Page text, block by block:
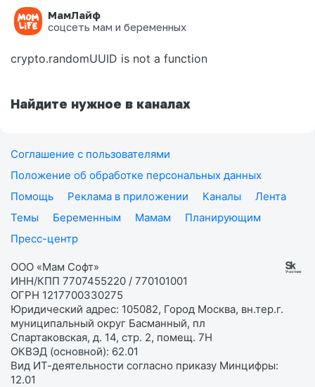
МамЛайф
соцсеть мам и беременных
Ошибка на странице
crypto.randomUUID is not a function
Найдите нужное в каналах
Соглашение с пользователями
Положение об обработке персональных данных
Помощь
Реклама в приложении Каналы
Лента
Темы
Беременным Мамам
Планирующим
Пресс-центр
ООО «Мам Софт»
ИНН/КПП 7707455220 / 770101001
ОГРН 1217700330275
Юридический адрес: 105082, Город Москва, вн.тер.г.
муниципальный округ Басманный, пл
Спартаковская, д. 14, стр. 2, помещ. 7Н
ОКВЭД (основной): 62.01
Вид ИТ-деятельности согласно приказу Минцифры:
12.01